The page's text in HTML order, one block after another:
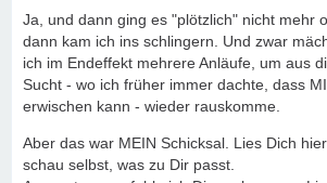
Ja, und dann ging es "plötzlich" nicht mehr
dann kam ich ins schlingern. Und zwar
ich im Endeffekt mehrere Anläufe, um aus
Sucht - wo ich früher immer dachte, dass
erwischen kann - wieder rauskomme.
Aber das war MEIN Schicksal. Lies Dich
schau selbst, was zu Dir passt.